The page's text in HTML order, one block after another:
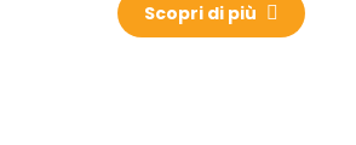
Scopri di più